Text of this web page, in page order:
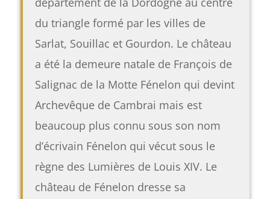
du triangle formé par les villes de
Sarlat, Souillac et Gourdon. Le château
a été la demeure natale de François de
Salignac de la Motte Fénelon qui devint
Archevêque de Cambrai mais est
beaucoup plus connu sous son nom
d’écrivain Fénelon qui vécut sous le
règne des Lumières de Louis XIV. Le
château de Fénelon dresse sa